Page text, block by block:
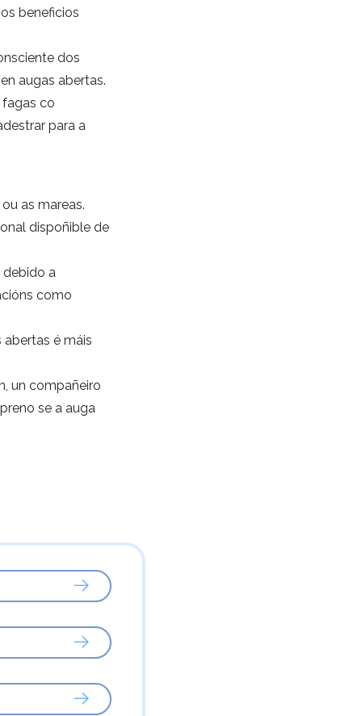
beneficios
dos
augas abertas.
fagas co
para a
as mareas.
dispoñible de
debido a
como
é máis
un compañeiro
se a auga